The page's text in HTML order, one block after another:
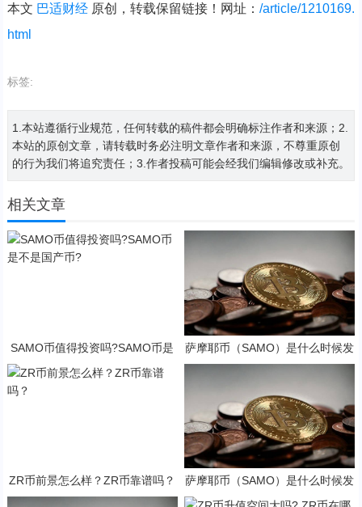
本文 巴适财经原创，转载保留链接！网址： /article/1210169.
html
标签:
1.本站遵循行业规范，任何转载的稿件都会明确标注作者和来源；2.
本站的原创文章，请转载时务必注明文章作者和来源，不尊重原创
的行为我们将追究责任；3.作者投稿可能会经我们编辑修改或补充。
相关文章
SAMO币值得投资吗?SAMO币是
萨摩耶币（SAMO）是什么时候发
行的？SAMO币可以做什么？
ZR币前景怎么样？ZR币靠谱吗？
萨摩耶币（SAMO）是什么时候发